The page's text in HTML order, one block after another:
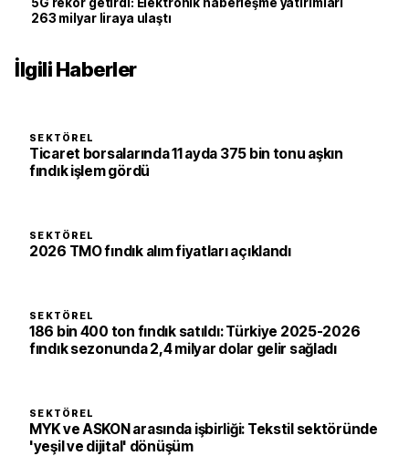
263 milyar liraya ulaştı
İlgili Haberler
SEKTÖREL
Ticaret borsalarında 11 ayda 375 bin tonu aşkın
fındık işlem gördü
SEKTÖREL
2026 TMO fındık alım fiyatları açıklandı
SEKTÖREL
186 bin 400 ton fındık satıldı: Türkiye 2025-2026
fındık sezonunda 2,4 milyar dolar gelir sağladı
SEKTÖREL
MYK ve ASKON arasında işbirliği: Tekstil sektöründe
'yeşil ve dijital' dönüşüm